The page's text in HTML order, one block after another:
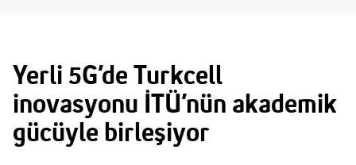
Yerli 5G’de Turkcell
inovasyonu İTÜ’nün akademik
gücüyle birleşiyor